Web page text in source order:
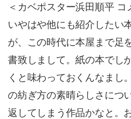
＜カベポスター浜田順平 コ
いやはや他にも紹介したい
が、この時代に本屋まで足
書致しまして。紙の本でし
くと味わっておくんなまし
の紡ぎ方の素晴らしさにつ
返してしまう作品かなと。